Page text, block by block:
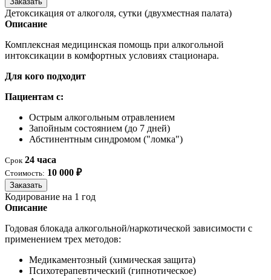
Детоксикация от алкоголя, сутки (двухместная палата)
Описание
Комплексная медицинская помощь при алкогольной
интоксикации в комфортных условиях стационара.
Для кого подходит
Пациентам с:
Острым алкогольным отравлением
Запойным состоянием (до 7 дней)
Абстинентным синдромом ("ломка")
Срок 24 часа
Стоимость: 10 000 ₽
Заказать
Кодирование на 1 год
Описание
Годовая блокада алкогольной/наркотической зависимости с
применением трех методов:
Медикаментозный (химическая защита)
Психотерапевтический (гипнотическое)